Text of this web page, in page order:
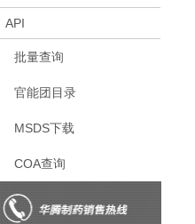
API
批量查询
官能团目录
MSDS下载
COA查询